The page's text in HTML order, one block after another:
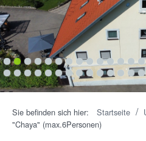
1 2 3 4 5 6 7 8 91011121314
262728293031323334 3536 37 3839
Sie befinden sich hier: Startseite /
"Chaya" (max.6Personen)